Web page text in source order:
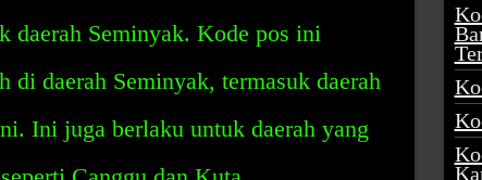
daerah Seminyak. Kode pos ini
daerah Seminyak, termasuk daerah
Ini juga berlaku untuk daerah yang